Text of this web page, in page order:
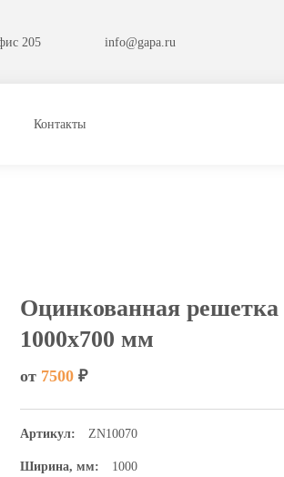
205 info@gapa.ru
Контакты
Оцинкованная
1000х700 мм
от 7500 ₽
Артикул: ZN10070
Ширина, мм: 1000